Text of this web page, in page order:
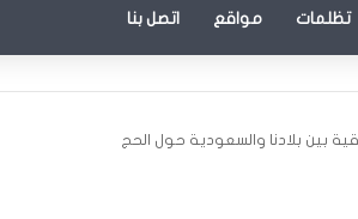
تظلمات مواقع اتصل بنا
بين بلادنا والسعودية حول الحج